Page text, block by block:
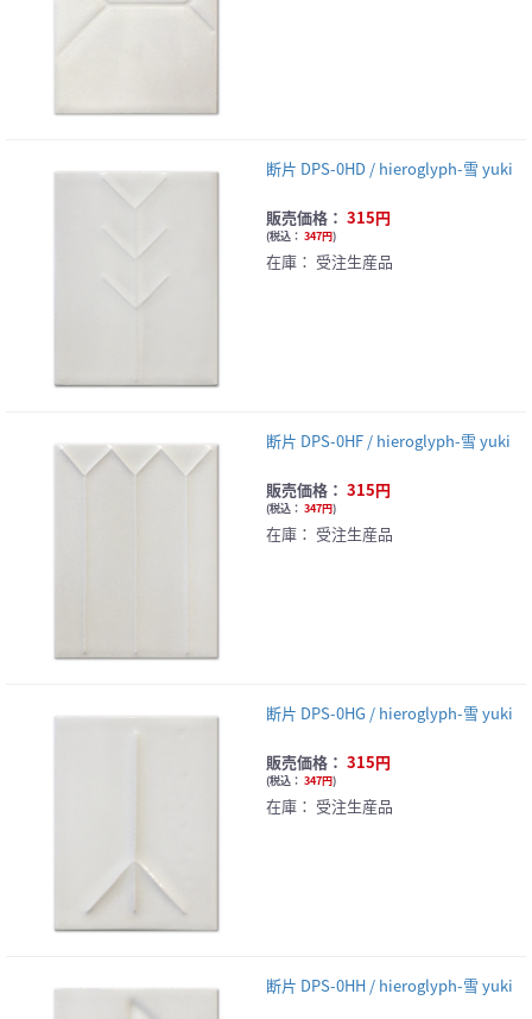
断片 DPS-0HD / hieroglyph-雪 yuki
販売価格： 315円
(税込： 347円)
在庫： 受注生産品
断片 DPS-0HF / hieroglyph-雪 yuki
販売価格： 315円
(税込： 347円)
在庫： 受注生産品
断片 DPS-0HG / hieroglyph-雪 yuki
販売価格： 315円
(税込： 347円)
在庫： 受注生産品
断片 DPS-0HH / hieroglyph-雪 yuki